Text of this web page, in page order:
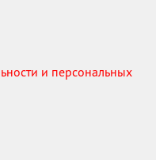
и персональных